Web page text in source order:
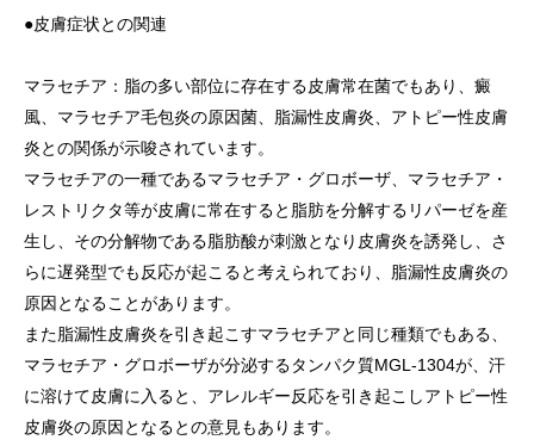
●皮膚症状との関連
マラセチア：脂の多い部位に存在する皮膚常在菌でもあり、癜
風、マラセチア毛包炎の原因菌、脂漏性皮膚炎、アトピー性皮膚
炎との関係が示唆されています。
マラセチアの一種であるマラセチア・グロボーザ、マラセチア・
レストリクタ等が皮膚に常在すると脂肪を分解するリパーゼを産
生し、その分解物である脂肪酸が刺激となり皮膚炎を誘発し、さ
らに遅発型でも反応が起こると考えられており、脂漏性皮膚炎の
原因となることがあります。
また脂漏性皮膚炎を引き起こすマラセチアと同じ種類でもある、
マラセチア・グロボーザが分泌するタンパク質MGL-1304が、汗
に溶けて皮膚に入ると、アレルギー反応を引き起こしアトピー性
皮膚炎の原因となるとの意見もあります。